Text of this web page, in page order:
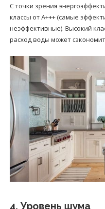
С точки зрения
классы от A+++ (самые
неэффективные). Высокий
расход воды может
4. Уровень шума